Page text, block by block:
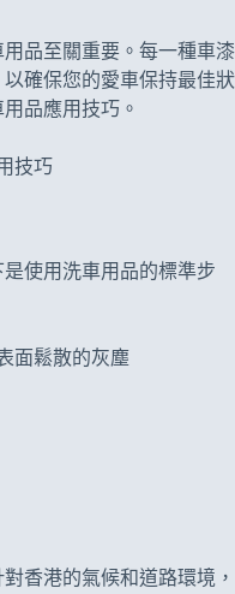
品至關重要。每一種車漆
確保您的愛車保持最佳狀
品應用技巧。
使用洗車用品的標準步
面鬆散的灰塵
香港的氣候和道路環境，